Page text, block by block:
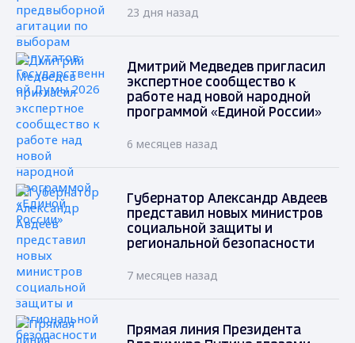
23 дня назад
Дмитрий Медведев пригласил
экспертное сообщество к
работе над новой народной
программой «Единой России»
6 месяцев назад
Губернатор Александр Авдеев
представил новых министров
социальной защиты и
региональной безопасности
7 месяцев назад
Прямая линия Президента